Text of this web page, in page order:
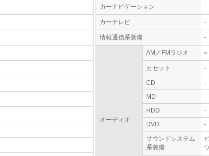
カーナビゲーション -
カーテレビ -
情報通信系装備 -
オーディオ
AM／FMラジオ ○
カセット -
CD
-
MD
-
HDD
-
DVD
-
サウンドシステム
系装備